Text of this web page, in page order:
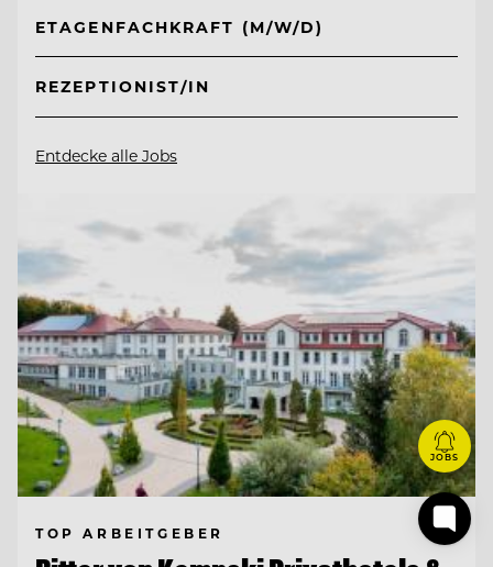
ETAGENFACHKRAFT (M/W/D)
REZEPTIONIST/IN
Entdecke alle Jobs
TOP ARBEITGEBER
JOBS